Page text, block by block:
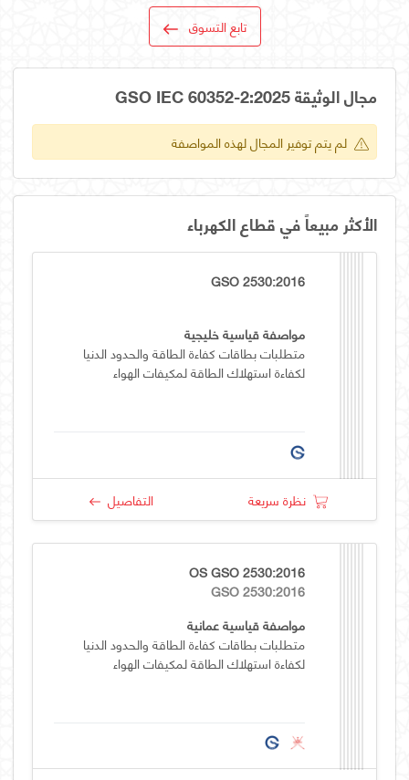
تابع التسوق
مجال الوثيقة GSO IEC 60352-2:2025
لم يتم توفير المجال لهذه المواصفة
الأكثر مبيعاً في قطاع الكهرباء
GSO 2530:2016
مواصفة قياسية خليجية
متطلبات بطاقات كفاءة الطاقة والحدود الدنيا
لكفاءة استهلاك الطاقة لمكيفات الهواء
نظرة سريعة التفاصيل
OS GSO 2530:2016
GSO 2530:2016
مواصفة قياسية عمانية
متطلبات بطاقات كفاءة الطاقة والحدود الدنيا
لكفاءة استهلاك الطاقة لمكيفات الهواء